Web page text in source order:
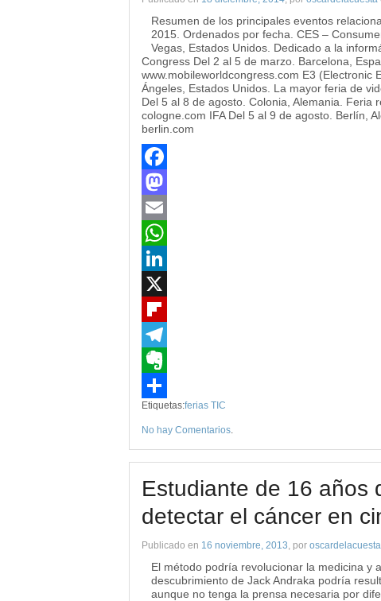
Resumen de los principales eventos
2015. Ordenados por fecha. CES –
Vegas, Estados Unidos. Dedicado a la
Congress Del 2 al 5 de marzo. Barcelona,
www.mobileworldcongress.com E3 (Electronic
Ángeles, Estados Unidos. La mayor feria de
Del 5 al 8 de agosto. Colonia, Alemania. Feria
cologne.com IFA Del 5 al 9 de agosto. Berlín,
berlin.com
Facebook
Mastodon
Email
WhatsApp
LinkedIn
Flipboard
Telegram
Evernote
Compartir
Etiquetas:ferias TIC
No hay Comentarios.
Estudiante de 16 años
detectar el cáncer en
Publicado en 16 noviembre, 2013, por oscardelacuesta
El método podría revolucionar la medicina y
descubrimiento de Jack Andraka podría
aunque no tenga la prensa necesaria por